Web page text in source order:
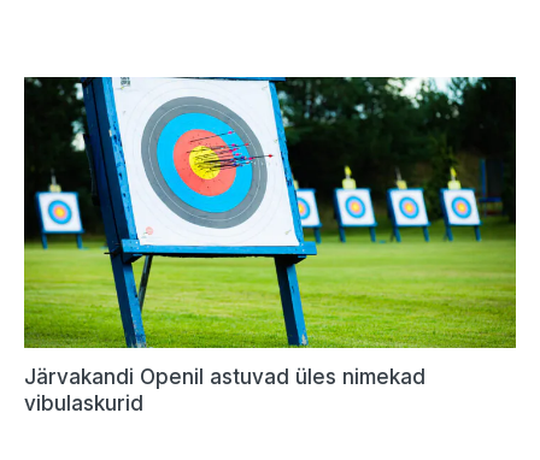
Järvakandi Openil astuvad üles nimekad
vibulaskurid